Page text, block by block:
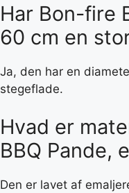
Har Bon-fire
60 cm en
Ja, den har en
stegeflade.
Hvad er
BBQ Pande,
Den er lavet af